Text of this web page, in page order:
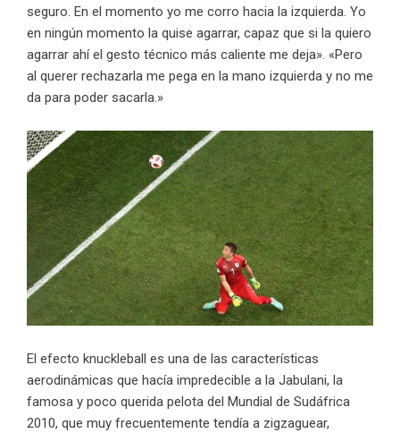
seguro. En el momento yo me corro hacia la izquierda. Yo
en ningún momento la quise agarrar, capaz que si la quiero
agarrar ahí el gesto técnico más caliente me deja». «Pero
al querer rechazarla me pega en la mano izquierda y no me
da para poder sacarla.»
El efecto knuckleball es una de las características
aerodinámicas que hacía impredecible a la Jabulani, la
famosa y poco querida pelota del Mundial de Sudáfrica
2010, que muy frecuentemente tendía a zigzaguear,